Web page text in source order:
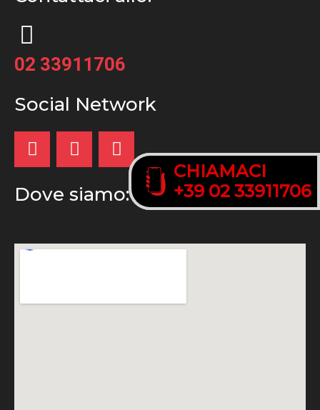
02 33911706
Social Network
CHIAMACI
+39 02 33911706
Dove siamo:
CHIAMACI
+39 02 33911706